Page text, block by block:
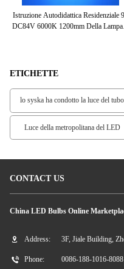
Istruzione Autodidattica Residenziale
DC84V 6000K 1200mm Della
ETICHETTE
lo syska ha condotto la luce del tubo
Luce della metropolitana del LED
CONTACT US
China LED Bulbs Online
Address: 3F, Jiale Building,
Phone: 0086-188-1016-8088